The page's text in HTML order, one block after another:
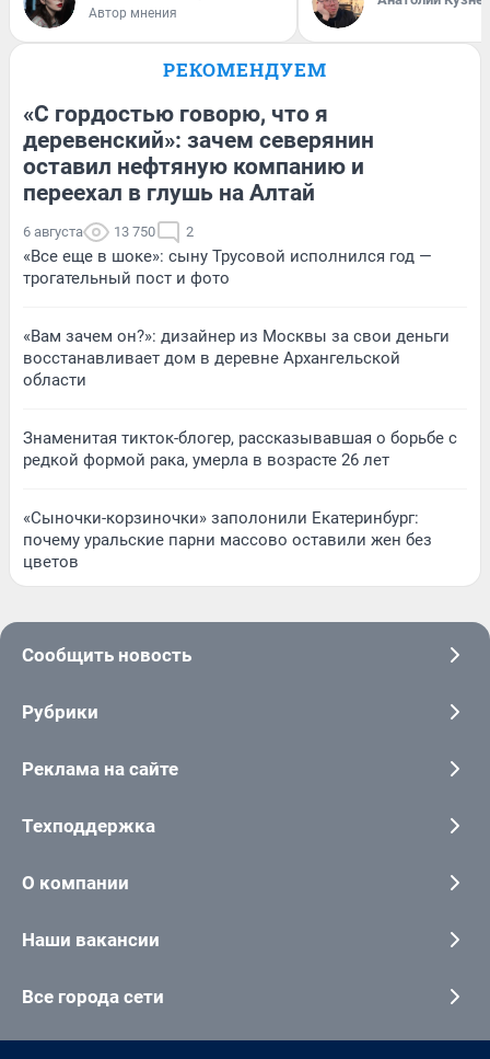
Автор мнения
РЕКОМЕНДУЕМ
«С гордостью говорю, что я
деревенский»: зачем северянин
оставил нефтяную компанию и
переехал в глушь на Алтай
6 августа 13 750 2
«Все еще в шоке»: сыну Трусовой исполнился год —
трогательный пост и фото
«Вам зачем он?»: дизайнер из Москвы за свои деньги
восстанавливает дом в деревне Архангельской
области
Знаменитая тикток-блогер, рассказывавшая о борьбе с
редкой формой рака, умерла в возрасте 26 лет
«Сыночки-корзиночки» заполонили Екатеринбург:
почему уральские парни массово оставили жен без
цветов
Сообщить новость
Рубрики
Реклама на сайте
Техподдержка
О компании
Наши вакансии
Все города сети